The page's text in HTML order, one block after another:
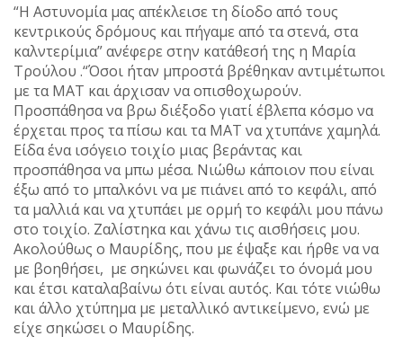
“Η Αστυνομία μας απέκλεισε τη δίοδο από τους
κεντρικούς δρόμους και πήγαμε από τα στενά, στα
καλντερίμια” ανέφερε στην κατάθεσή της η Μαρία
Τρούλου .“Όσοι ήταν μπροστά βρέθηκαν αντιμέτωποι
με τα ΜΑΤ και άρχισαν να οπισθοχωρούν.
Προσπάθησα να βρω διέξοδο γιατί έβλεπα κόσμο να
έρχεται προς τα πίσω και τα ΜΑΤ να χτυπάνε χαμηλά.
Είδα ένα ισόγειο τοιχίο μιας βεράντας και
προσπάθησα να μπω μέσα. Νιώθω κάποιον που είναι
έξω από το μπαλκόνι να με πιάνει από το κεφάλι, από
τα μαλλιά και να χτυπάει με ορμή το κεφάλι μου πάνω
στο τοιχίο. Ζαλίστηκα και χάνω τις αισθήσεις μου.
Ακολούθως ο Μαυρίδης, που με έψαξε και ήρθε να να
με βοηθήσει, με σηκώνει και φωνάζει το όνομά μου
και έτσι καταλαβαίνω ότι είναι αυτός. Και τότε νιώθω
και άλλο χτύπημα με μεταλλικό αντικείμενο, ενώ με
είχε σηκώσει ο Μαυρίδης.